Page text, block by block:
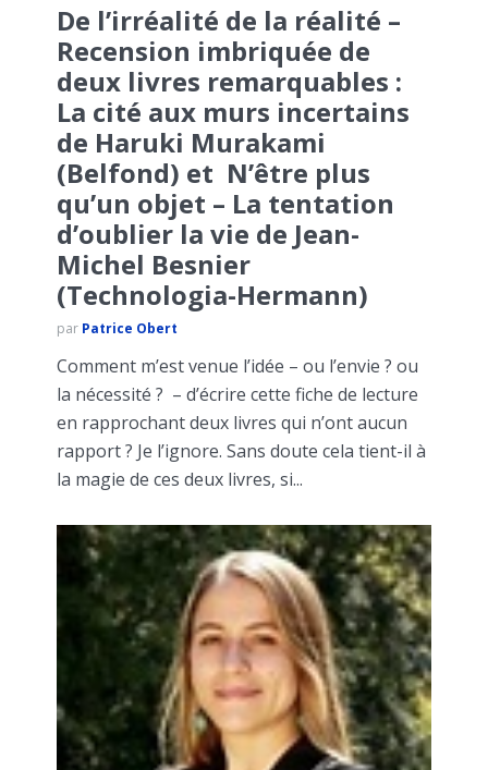
De l’irréalité de la réalité –
Recension imbriquée de
deux livres remarquables :
La cité aux murs incertains
de Haruki Murakami
(Belfond) et N’être plus
qu’un objet – La tentation
d’oublier la vie de Jean-
Michel Besnier
(Technologia-Hermann)
par Patrice Obert
Comment m’est venue l’idée – ou l’envie ? ou
la nécessité ? – d’écrire cette fiche de lecture
en rapprochant deux livres qui n’ont aucun
rapport ? Je l’ignore. Sans doute cela tient-il à
la magie de ces deux livres, si...